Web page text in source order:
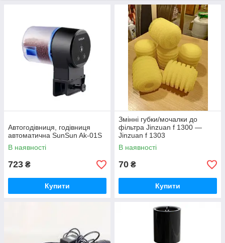
Автогодівниця, годівниця
автоматична SunSun Ak-01S
В наявності
723 ₴
Купити
Змінні губки/мочалки до
фільтра Jinzuan f 1300 —
Jinzuan f 1303
В наявності
70 ₴
Купити